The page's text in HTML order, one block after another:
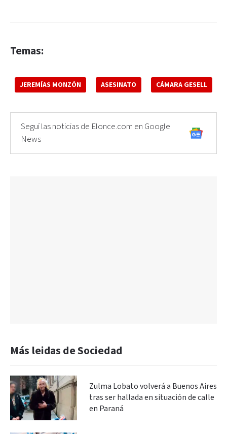
Temas:
JEREMÍAS MONZÓN ASESINATO CÁMARA GESELL
Seguí las noticias de Elonce.com en Google
News
Más leidas de Sociedad
Zulma Lobato volverá a Buenos Aires
tras ser hallada en situación de calle
en Paraná